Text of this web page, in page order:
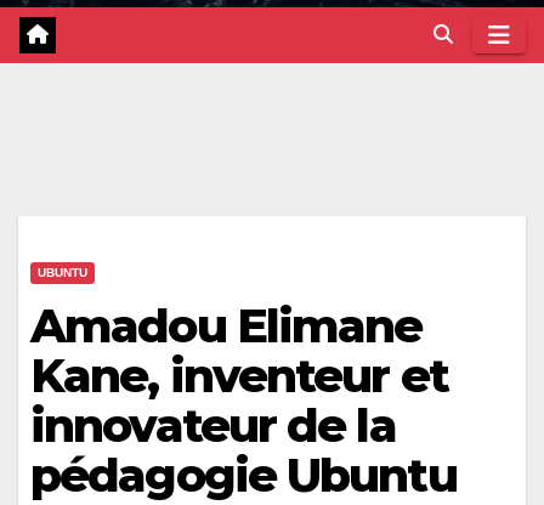
UBUNTU
Amadou Elimane
Kane, inventeur et
innovateur de la
pédagogie Ubuntu